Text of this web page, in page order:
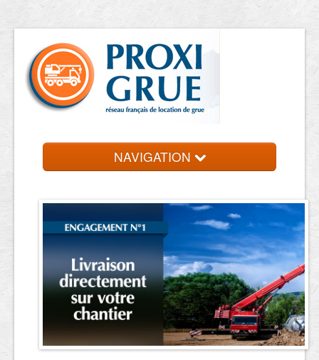
NAVIGATION